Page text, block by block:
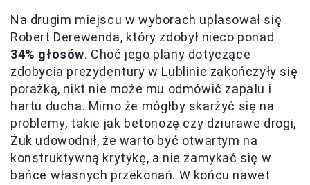
Na drugim miejscu w wyborach uplasował się
Robert Derewenda, który zdobył nieco ponad
34% głosów. Choć jego plany dotyczące
zdobycia prezydentury w Lublinie zakończyły się
porażką, nikt nie może mu odmówić zapału i
hartu ducha. Mimo że mógłby skarżyć się na
problemy, takie jak betonozę czy dziurawe drogi,
Żuk udowodnił, że warto być otwartym na
konstruktywną krytykę, a nie zamykać się w
bańce własnych przekonań. W końcu nawet